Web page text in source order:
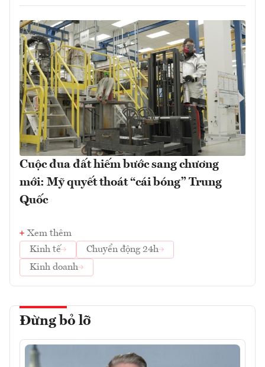
Cuộc đua đất hiếm bước sang chương
mới: Mỹ quyết thoát “cái bóng” Trung
Quốc
Xem thêm
Kinh tế
Chuyển động 24h
Kinh doanh
Đừng bỏ lỡ